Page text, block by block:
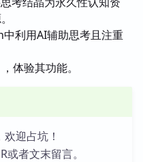
利用AI辅助思考且注重
体验其功能。
迎占坑！
者文末留言。